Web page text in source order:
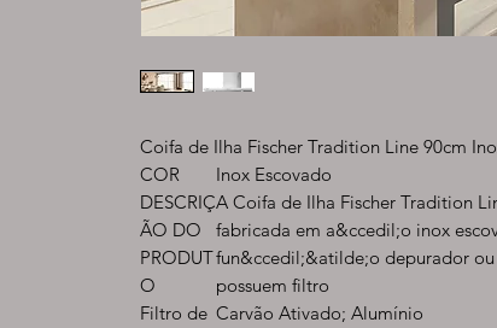
Coifa de Ilha Fischer Tradition Line 90cm
COR
Inox Escovado
DESCRIÇ
ÃO DO
PRODUT
O
A Coifa de Ilha Fischer Tradition
fabricada em a&ccedil;o inox
fun&ccedil;&atilde;o depurador ou
possuem filtro
Filtro de Carvão Ativado; Alumínio